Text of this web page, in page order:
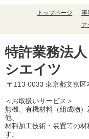
トップページ 事
ア
特許業務法
シエイツ
〒113-0033 東京都文京
＜お取扱いサービス＞
無機、有機材料（組成物
他、
材料加工技術・装置等の
す。